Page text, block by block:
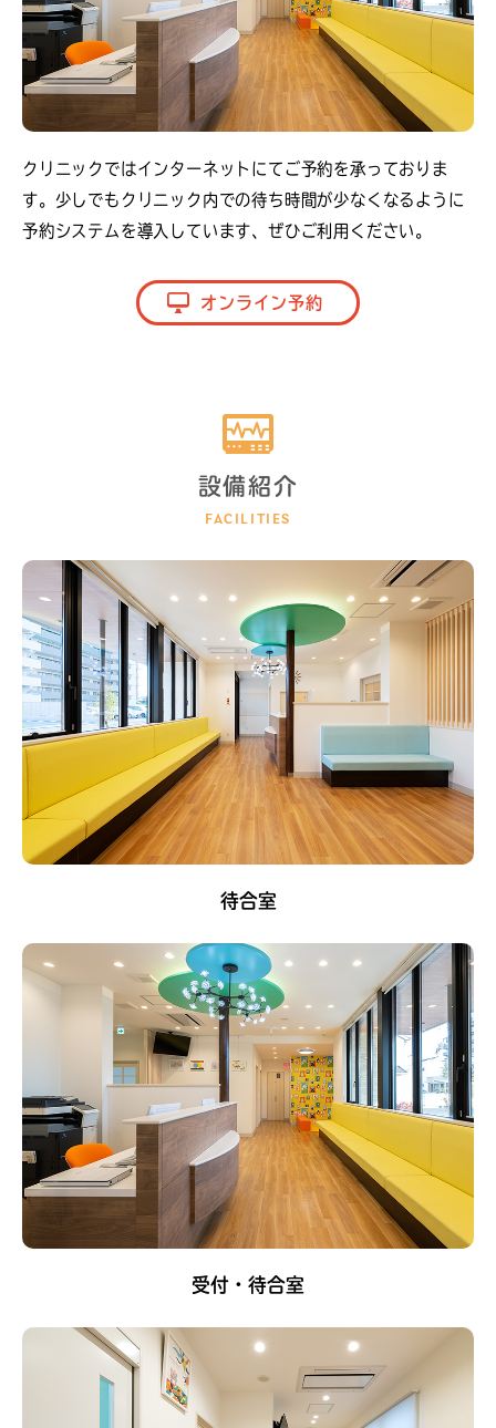
クリニックではインターネットにてご予約を承っておりま
す。少しでもクリニック内での待ち時間が少なくなるように
予約システムを導入しています、ぜひご利用ください。
オンライン予約
設備紹介
待合室
受付・待合室